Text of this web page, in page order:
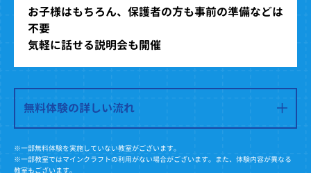
お子様はもちろん、保護者の方も事前の準備などは
不要
気軽に話せる説明会も開催
無料体験の詳しい流れ
※一部無料体験を実施していない教室がございます。
※一部教室ではマインクラフトの利用がない場合がございます。また、体験内容が異なる
教室もございます。